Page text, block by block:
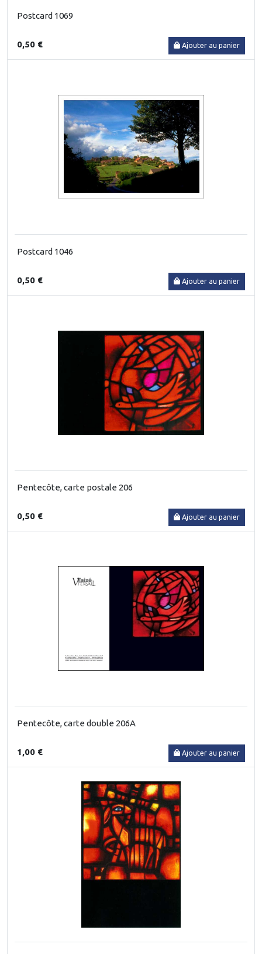
Postcard 1069
0,50 € Ajouter au panier
Postcard 1046
0,50 € Ajouter au panier
Pentecôte, carte postale 206
0,50 € Ajouter au panier
Pentecôte, carte double 206A
1,00 € Ajouter au panier